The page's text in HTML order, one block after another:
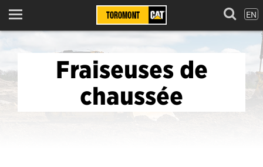
Menu EN
Fraiseuses de
chaussée